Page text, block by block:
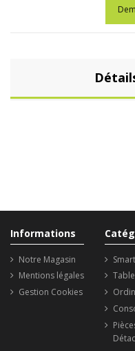
Informations
Notre Magasin
Mentions légales
Gestion Cookies